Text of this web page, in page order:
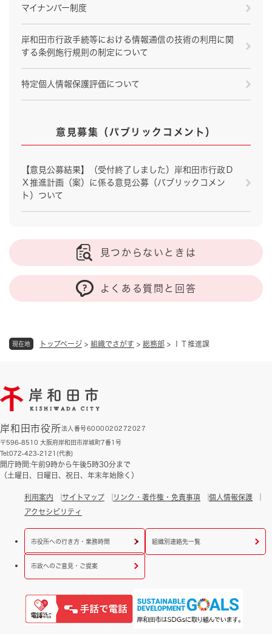
現在地 トップページ > 組織でさがす > 総務部 > ＩＴ推進課
マイナンバー制度
岸和田市行政手続等における情報通信の技術の利用に関
する条例施行規則の制定について
特定個人情報保護評価について
意見募集（パブリックコメント）
【意見公募結果】（受付終了しました）岸和田市行政Ｄ
Ｘ推進計画（案）に係る意見公募（パブリックコメン
ト）ついて
見つからないときは
よくある質問と回答
岸和田市役所法人番号6000020272027
〒596-8510 大阪府岸和田市岸城町7番1号
Tel:072-423-2121(代表)
開庁時間:午前9時から午後5時30分まで
（土曜日、日曜日、祝日、年末年始除く）
利用案内 サイトマップ リンク・著作権・免責事項
個人情報保護
アクセシビリティ
市役所への行き方・業務時間 組織別連絡先一覧
市政へのご意見・ご提案